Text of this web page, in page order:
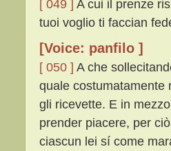
[ 049 ] A cui il prenze
tuoi voglio ti faccian
[Voice: panfilo ]
[ 050 ] A che
quale costumatamente
gli ricevette. E in
prender piacere, per
ciascun lei sí come